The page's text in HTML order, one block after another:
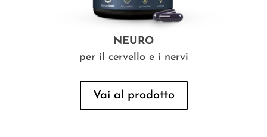
NEURO
per il cervello e i nervi
Vai al prodotto